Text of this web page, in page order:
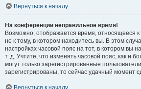
Вернуться к началу
На конференции неправильное время!
Возможно, отображается время, относящееся к
не к тому, в котором находитесь вы. В этом
настройках часовой пояс на тот, в котором вы
т. д. Учтите, что изменять часовой пояс, как и
могут только зарегистрированные
зарегистрированы, то сейчас удачный момент
Вернуться к началу